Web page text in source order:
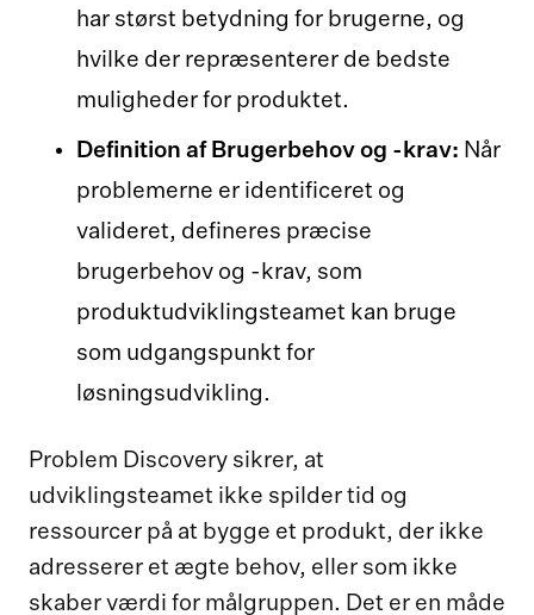
har størst betydning for brugerne, og
hvilke der repræsenterer de bedste
muligheder for produktet.
Definition af Brugerbehov og -krav: Når
problemerne er identificeret og
valideret, defineres præcise
brugerbehov og -krav, som
produktudviklingsteamet kan bruge
som udgangspunkt for
løsningsudvikling.
Problem Discovery sikrer, at
udviklingsteamet ikke spilder tid og
ressourcer på at bygge et produkt, der ikke
adresserer et ægte behov, eller som ikke
skaber værdi for målgruppen. Det er en måde